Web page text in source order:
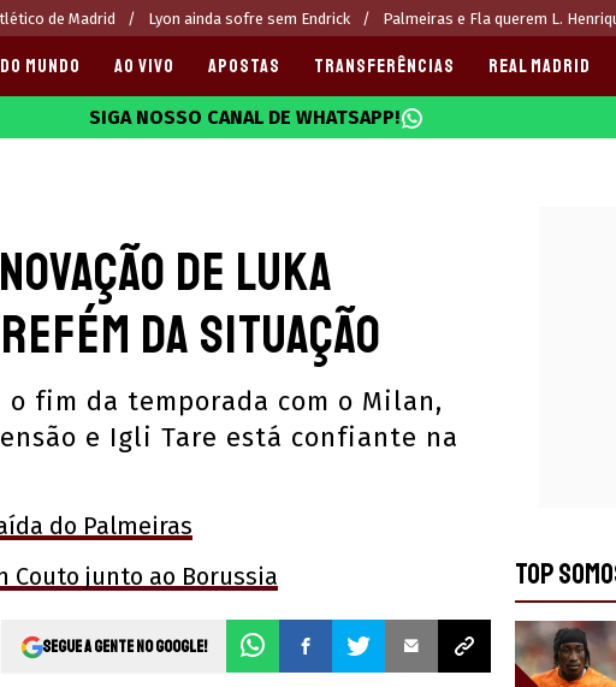
de Madrid Lyon ainda sofre sem Endrick Palmeiras e Fla querem L.
MUNDO AO VIVO APOSTAS TRANSFERÊNCIAS REAL MADRID
SIGA NOSSO CANAL DE WHATSAPP!
de Luka
da situação
fim da temporada com o Milan,
e Igli Tare está confiante na
do Palmeiras
Couto junto ao Borussia
Segue a gente no Google!
TOP